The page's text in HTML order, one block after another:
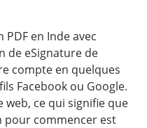
en Inde avec
de eSignature de
compte en quelques
Facebook ou Google.
web, ce qui signifie que
pour commencer est